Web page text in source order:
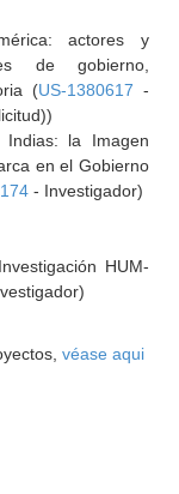
actores y
de gobierno,
(US-1380617 -
la Imagen
en el Gobierno
- Investigador)
HUM-
véase aqui